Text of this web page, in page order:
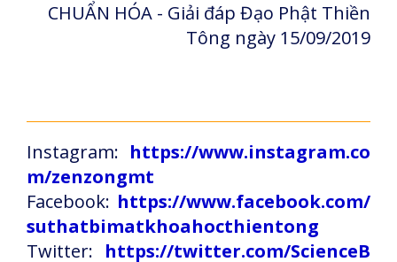
CHUẨN HÓA - Giải đáp Đạo Phật Thiền
Tông ngày 15/09/2019
Instagram: https://www.instagram.co
m/zenzongmt
Facebook: https://www.facebook.com/
suthatbimatkhoahocthientong
Twitter: https://twitter.com/ScienceB